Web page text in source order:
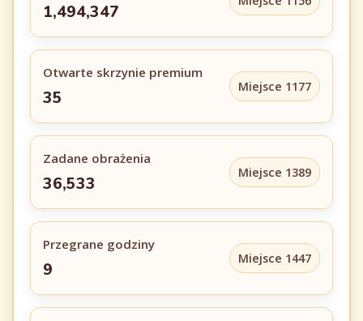
1,494,347
Otwarte skrzynie premium
35
Miejsce 1177
Zadane obrażenia
36,533
Miejsce 1389
Przegrane godziny
9
Miejsce 1447